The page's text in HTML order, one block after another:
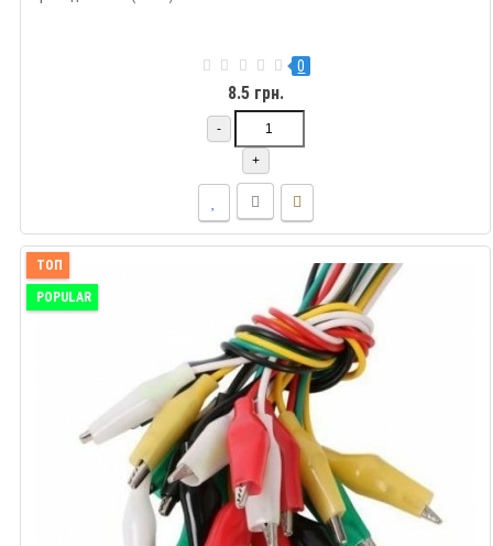
0
8.5 грн.
-
+
ТОП
POPULAR